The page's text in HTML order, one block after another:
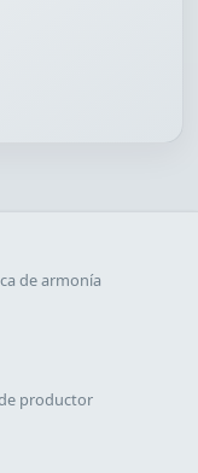
de armonía
productor